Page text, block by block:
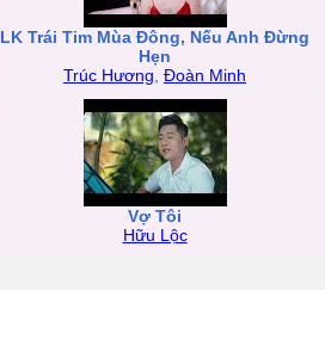
LK Trái Tim Mùa Đông, Nếu Anh Đừng
Hẹn
Trúc Hương Đoàn Minh
Vợ Tôi
Hữu Lộc